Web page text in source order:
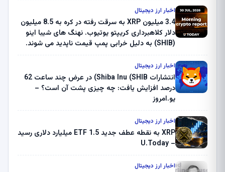
اخبار ارز دیجیتال
3.4 میلیون XRP به سرقت رفته در کره به 8.5 میلیون
دلار کلاهبرداری کریپتو یوتیوب. نهنگ های شیبا اینو
(SHIB) به دلیل خرابی پمپ قیمت ناپدید می شوند.
ثبت کرد – گزارش کریپتو صبح – U.Today
اخبار ارز دیجیتال
انتشارات Shiba Inu (SHIB) در عرض چند ساعت 62
درصد افزایش یافت: چه چیزی پشت آن است؟ –
یو.امروز
اخبار ارز دیجیتال
XRP به نقطه عطف جدید ETF 1.5 میلیارد دلاری رسید
– U.Today
اخبار ارز دیجیتال